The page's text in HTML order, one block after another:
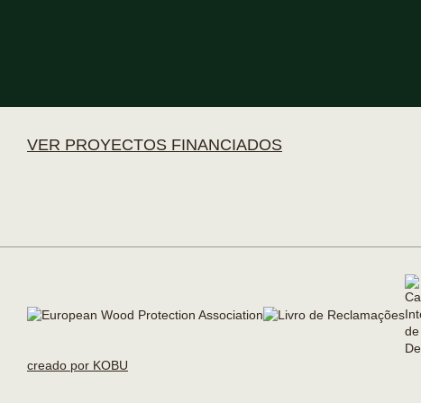
VER PROYECTOS FINANCIADOS
creado por KOBU